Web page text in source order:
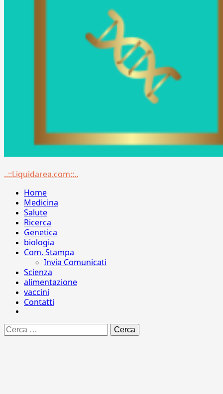
Menu
..::Liquidarea.com::..
Home
Medicina
Salute
Ricerca
Genetica
biologia
Com. Stampa
Invia Comunicati
Scienza
alimentazione
vaccini
Contatti
Ricerca
per: